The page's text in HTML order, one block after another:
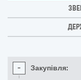
- Закупівля: